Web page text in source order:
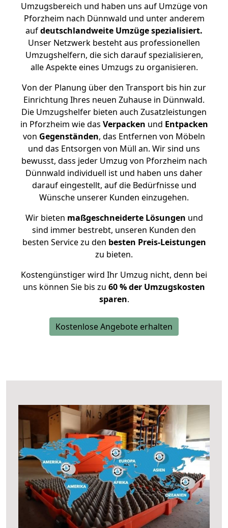
Umzugsbereich und haben uns auf Umzüge von
Pforzheim nach Dünnwald und unter anderem
aufdeutschlandweite Umzüge spezialisiert.
Unser Netzwerk besteht aus professionellen
Umzugshelfern, die sich darauf spezialisieren,
alle Aspekte eines Umzugs zu organisieren.
Von der Planung über den Transport bis hin zur
Einrichtung Ihres neuen Zuhause in Dünnwald.
Die Umzugshelfer bieten auch Zusatzleistungen
in Pforzheim wie das Verpacken und Entpacken
von Gegenständen, das Entfernen von Möbeln
und das Entsorgen von Müll an. Wir sind uns
bewusst, dass jeder Umzug von Pforzheim nach
Dünnwald individuell ist und haben uns daher
darauf eingestellt, auf die Bedürfnisse und
Wünsche unserer Kunden einzugehen.
Wir bieten maßgeschneiderte Lösungen und
sind immer bestrebt, unseren Kunden den
besten Service zu den besten Preis-Leistungen
zu bieten.
Kostengünstiger wird Ihr Umzug nicht, denn bei
uns können Sie bis zu 60 % der Umzugskosten
sparen.
Kostenlose Angebote erhalten